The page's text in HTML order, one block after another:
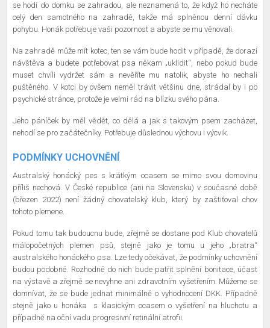
se hodí do domku se zahradou, ale neznamená to, že když ho necháte
celý den samotného na zahradě, takže má splněnou denní dávku
pohybu. Honák potřebuje vaši pozornost a abyste se mu věnovali.
Na zahradě může mít kotec, ten se vám bude hodit v případě, že dorazí
návštěva a budete potřebovat psa někam „uklidit“, nebo pokud bude
muset chvíli vydržet sám a nevěříte mu natolik, abyste ho nechali
puštěného. V kotci by ovšem neměl trávit většinu dne, strádal by i po
psychické stránce, protože je velmi rád na blízku svého pána.
Jeho páníček by měl vědět, co dělá a jak s takovým psem zacházet,
nehodí se pro začátečníky. Potřebuje důslednou výchovu i výcvik.
PODMÍNKY UCHOVNĚNÍ
Australský honácký pes s krátkým ocasem se mimo svou domovinu
příliš nechová. V České republice (ani na Slovensku) v současné době
(březen 2022) není žádný chovatelský klub, který by zaštiťoval chov
tohoto plemene.
Pokud tomu tak budoucnu bude, zřejmě se dostane pod Klub chovatelů
málopočetných plemen psů, stejně jako je tomu u jeho „bratra“
australského honáckého psa. Lze tedy očekávat, že podmínky uchovnění
budou podobné. Rozhodně do nich bude patřit splnění bonitace, účast
na výstavě a zřejmě se nevyhne ani zdravotním vyšetřením. Můžeme se
domnívat, že se bude jednat minimálně o vyhodnocení DKK. Případně
stejně jako u honáka
s klasickým ocasem o vyšetření na hluchotu a
případně na oční vadu progresivní retinální atrofii.